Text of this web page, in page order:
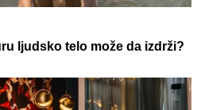
ljudsko telo može da izdrži?